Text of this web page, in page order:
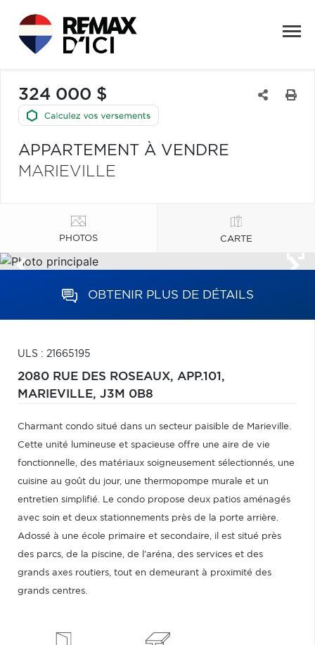
324 000 $
APPARTEMENT À VENDRE
MARIEVILLE
PHOTOS CARTE
OBTENIR PLUS DE DÉTAILS
ULS : 21665195
2080 RUE DES ROSEAUX, APP.101,
MARIEVILLE, J3M 0B8
Charmant condo situé dans un secteur paisible de Marieville.
Cette unité lumineuse et spacieuse offre une aire de vie
fonctionnelle, des matériaux soigneusement sélectionnés, une
cuisine au goût du jour, une thermopompe murale et un
entretien simplifié. Le condo propose deux patios aménagés
avec soin et deux stationnements près de la porte arrière.
Adossé à une école primaire et secondaire, il est situé près
des parcs, de la piscine, de l'aréna, des services et des
grands axes routiers, tout en demeurant à proximité des
grands centres.